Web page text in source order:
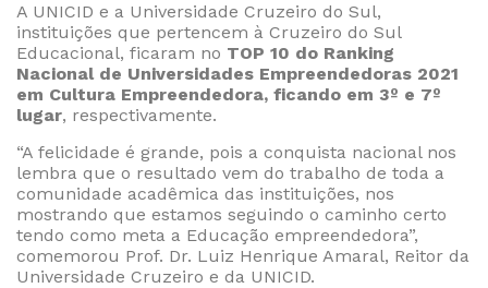
A UNICID e a Universidade Cruzeiro do Sul,
instituições que pertencem à Cruzeiro do Sul
Educacional, ficaram no TOP 10 do Ranking
Nacional de Universidades Empreendedoras 2021
em Cultura Empreendedora, ficando em 3º e 7º
lugar, respectivamente.
“A felicidade é grande, pois a conquista nacional nos
lembra que o resultado vem do trabalho de toda a
comunidade acadêmica das instituições, nos
mostrando que estamos seguindo o caminho certo
tendo como meta a Educação empreendedora”,
comemorou Prof. Dr. Luiz Henrique Amaral, Reitor da
Universidade Cruzeiro e da UNICID.